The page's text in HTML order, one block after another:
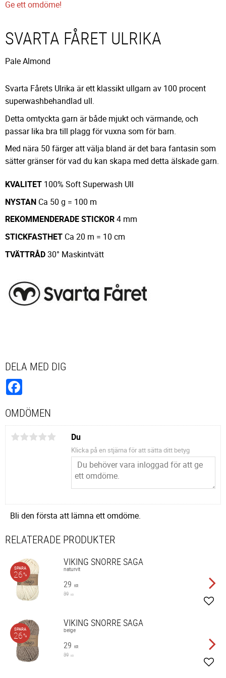
Ge ett omdöme!
SVARTA FÅRET ULRIKA
Pale Almond
Svarta Fårets Ulrika är ett klassikt ullgarn av 100 procent
superwashbehandlad ull.
Detta omtyckta garn är både mjukt och värmande, och
passar lika bra till plagg för vuxna som för barn.
Med nära 50 färger att välja bland är det bara fantasin som
sätter gränser för vad du kan skapa med detta älskade garn.
KVALITET 100% Soft Superwash Ull
NYSTAN Ca 50 g = 100 m
REKOMMENDERADESTICKOR4 mm
STICKFASTHET Ca 20 m = 10 cm
TVÄTTRÅD30° Maskintvätt
DELA MED DIG
OMDÖMEN
Du
Klicka på en stjärna för att sätta ditt betyg
Bli den första att lämna ett omdöme.
RELATERADE PRODUKTER
VIKING SNORRE SAGA
naturvit
29 KR
39 KR
SPARA
26%
VIKING SNORRE SAGA
beige
29 KR
39 KR
SPARA
26%